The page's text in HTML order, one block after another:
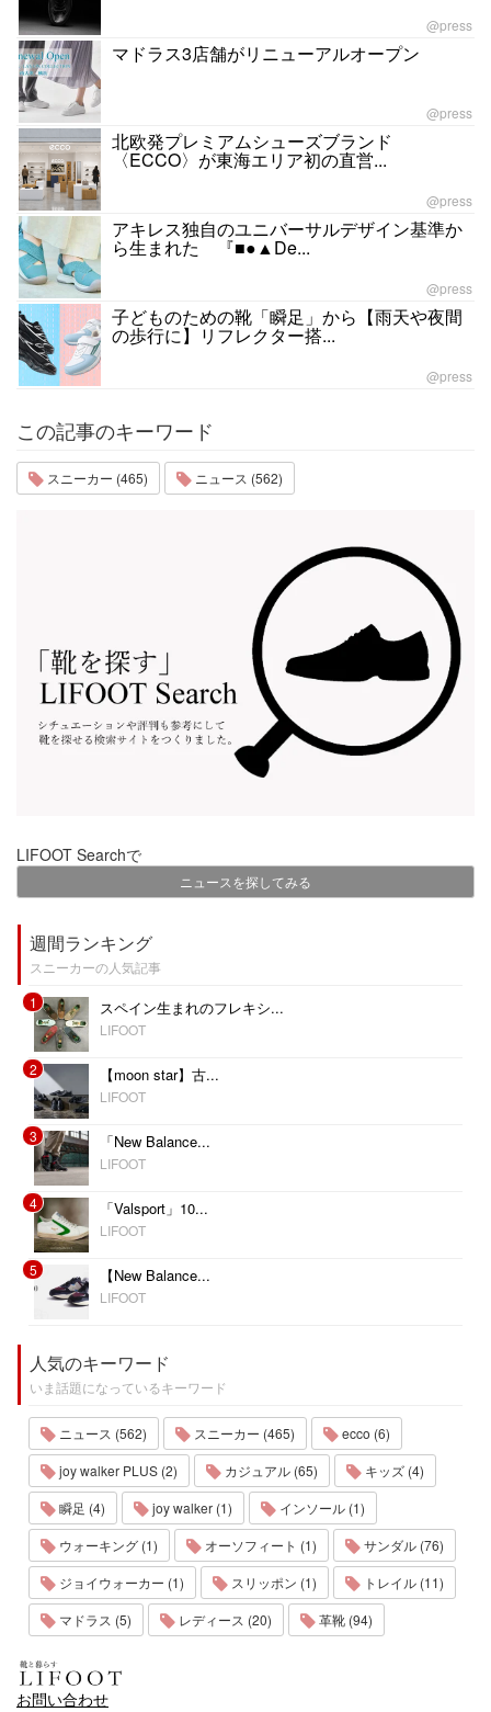
@press
マドラス3店舗がリニューアルオープン
@press
北欧発プレミアムシューズブランド
〈ECCO〉が東海エリア初の直営...
@press
アキレス独自のユニバーサルデザイン基準か
ら生まれた 『■●▲De...
@press
子どものための靴「瞬足」から【雨天や夜間
の歩行に】リフレクター搭...
@press
この記事のキーワード
スニーカー (465) ニュース (562)
LIFOOT Searchで
ニュースを探してみる
週間ランキング
スニーカーの人気記事
1
スペイン生まれのフレキシ...
LIFOOT
2 【moon star】古...
LIFOOT
3 「New Balance...
LIFOOT
4 「Valsport」10...
LIFOOT
5 【New Balance...
LIFOOT
人気のキーワード
いま話題になっているキーワード
ニュース (562) スニーカー (465)
ecco (6)
joy walker PLUS (2)
カジュアル (65)
キッズ (4)
瞬足 (4)
joy walker (1)
インソール (1)
ウォーキング (1)
オーソフィート (1)
サンダル (76)
ジョイウォーカー (1)
スリッポン (1)
トレイル (11)
マドラス (5)
レディース (20) 革靴 (94)
お問い合わせ